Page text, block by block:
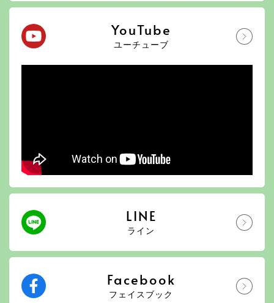
YouTube
ユーチューブ
LINE
ライン
Facebook
フェイスブック